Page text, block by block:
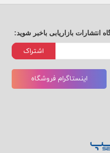
انتشارات بازاریابی باخبر شوید:
اشتراک
اینستاگرام فروشگاه